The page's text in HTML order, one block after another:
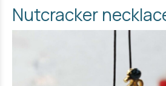
Nutcracker